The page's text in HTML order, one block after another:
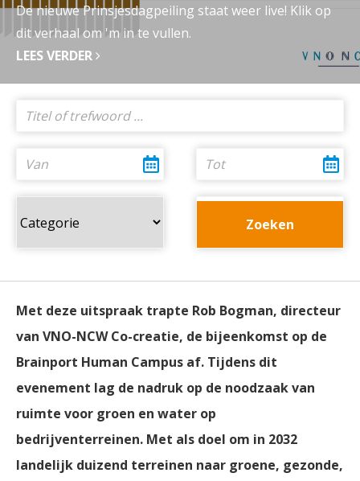
De nieuwe Prinsjesdagpeiling staat weer live! Klik op
dit verhaal om 'm in te vullen.
LEES VERDER
Met deze uitspraak trapte Rob Bogman, directeur
van VNO-NCW Co-creatie, de bijeenkomst op de
Brainport Human Campus af. Tijdens dit
evenement lag de nadruk op de noodzaak van
ruimte voor groen en water op
bedrijventerreinen. Met als doel om in 2032
landelijk duizend terreinen naar groene, gezonde,